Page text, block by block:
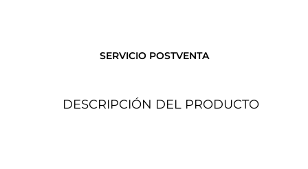
SERVICIO POSTVENTA
DESCRIPCIÓN DEL PRODUCTO